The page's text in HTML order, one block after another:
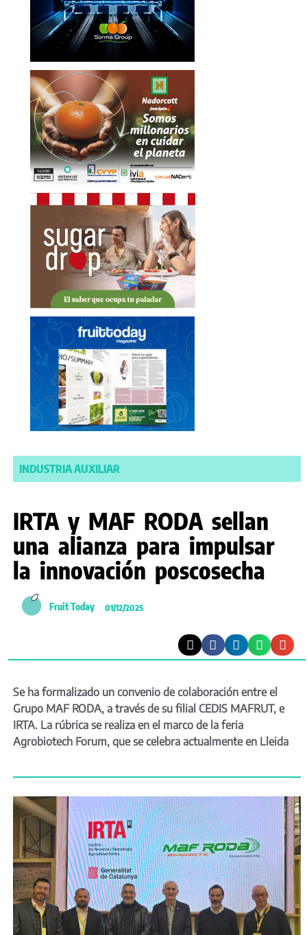
INDUSTRIA AUXILIAR
IRTA y MAF RODA sellan
una alianza para impulsar
la innovación poscosecha
Fruit Today 01/12/2025
Se ha formalizado un convenio de colaboración entre el
Grupo MAF RODA, a través de su filial CEDIS MAFRUT, e
IRTA. La rúbrica se realiza en el marco de la feria
Agrobiotech Forum, que se celebra actualmente en Lleida